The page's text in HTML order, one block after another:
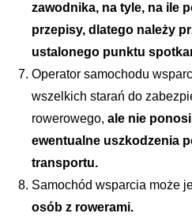
zawodnika, na tyle, na ile
przepisy, dlatego należy
ustalonego punktu
Operator samochodu
wszelkich starań do
rowerowego, ale nie
ewentualne uszkodzenia
transportu.
Samochód wsparcia może
osób z rowerami.